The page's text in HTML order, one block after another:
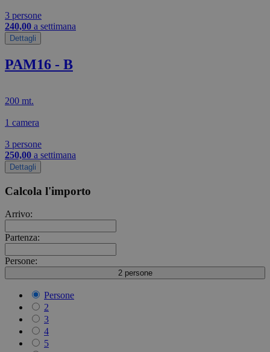
3 persone
240,00 a settimana
Dettagli
PAM16 - B
200 mt.
1 camera
3 persone
250,00 a settimana
Dettagli
Calcola l'importo
Arrivo:
Partenza:
Persone:
2 persone
Persone
2
3
4
5